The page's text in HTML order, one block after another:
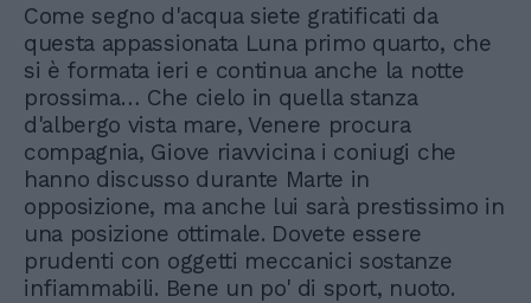
Come segno d'acqua siete gratificati da
questa appassionata Luna primo quarto, che
si è formata ieri e continua anche la notte
prossima… Che cielo in quella stanza
d'albergo vista mare, Venere procura
compagnia, Giove riavvicina i coniugi che
hanno discusso durante Marte in
opposizione, ma anche lui sarà prestissimo in
una posizione ottimale. Dovete essere
prudenti con oggetti meccanici sostanze
infiammabili. Bene un po' di sport, nuoto.